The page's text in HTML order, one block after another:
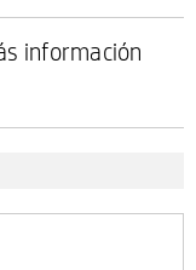
información